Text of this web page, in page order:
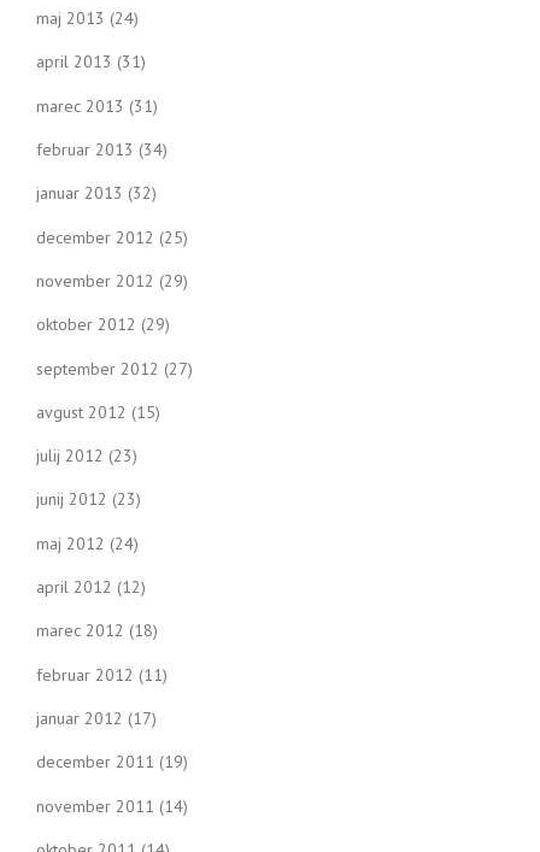
maj 2013 (24)
april 2013 (31)
marec 2013 (31)
februar 2013 (34)
januar 2013 (32)
december 2012 (25)
november 2012 (29)
oktober 2012 (29)
september 2012 (27)
avgust 2012 (15)
julij 2012 (23)
junij 2012 (23)
maj 2012 (24)
april 2012 (12)
marec 2012 (18)
februar 2012 (11)
januar 2012 (17)
december 2011 (19)
november 2011 (14)